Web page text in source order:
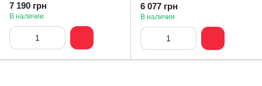
7 190 грн
В наличии
6 077 грн
В наличии